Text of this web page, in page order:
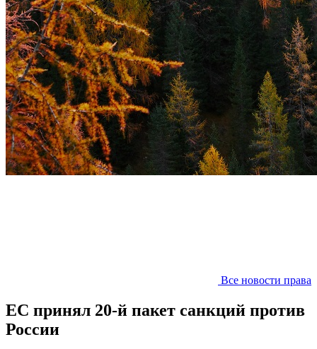
Все новости права
ЕС принял 20-й пакет санкций против
России